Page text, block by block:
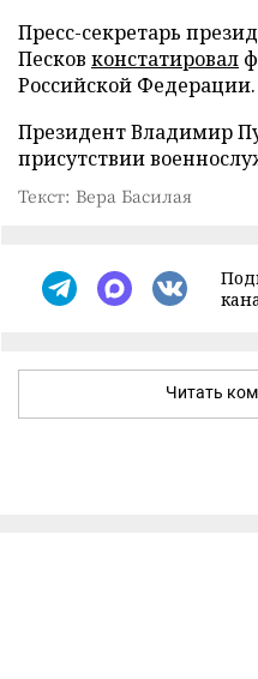
Пресс-секретарь
Песков констатировал
Российской Федерации.
Президент Владимир
присутствии
Текст: Вера Басилая
Читать